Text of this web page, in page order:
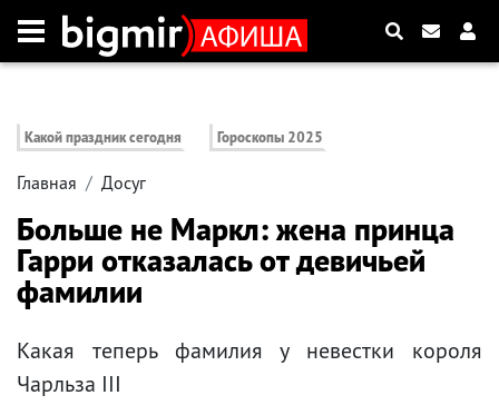
Какой праздник сегодня Гороскопы 2025
Главная Досуг
Больше не Маркл: жена принца
Гарри отказалась от девичьей
фамилии
Какая теперь фамилия у невестки короля
Чарльза III